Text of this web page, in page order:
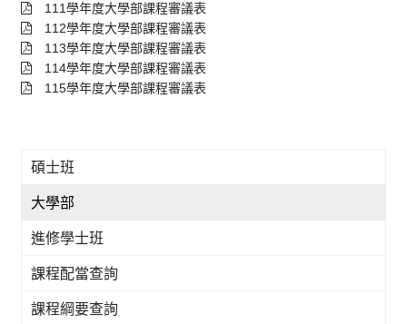
111學年度大學部課程審議表
112學年度大學部課程審議表
113學年度大學部課程審議表
114學年度大學部課程審議表
115學年度大學部課程審議表
碩士班
大學部
進修學士班
課程配當查詢
課程綱要查詢